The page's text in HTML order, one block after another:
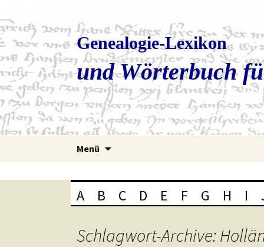
Genealogie-Lexikon
und Wörterbuch
Menü
A B C D E F G H I
Schlagwort-Archive: